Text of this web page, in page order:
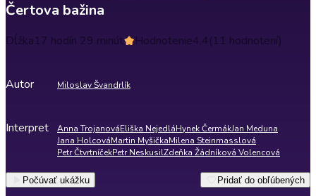
Čertova bažina
Dĺžka17 hodín 29 minút Hodnotenie4.4(11 hodnotení)
Autor Miloslav Švandrlík
Interpret Anna TrojanováEliška NejedláHynek ČermákJan Meduna
Jana HolcováMartin MyšičkaMilena Steinmasslová
Petr ČtvrtníčekPetr NeskusilZdeňka Žádníková Volencová
Počúvať ukážku Pridať do obľúbených